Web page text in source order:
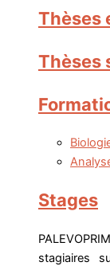
Thèses
Thèses
Stages
stagiaires